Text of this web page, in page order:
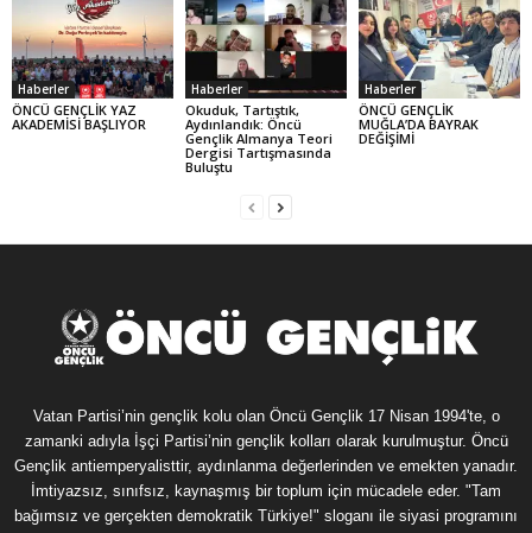
Haberler
ÖNCÜ GENÇLİK YAZ
AKADEMİSİ BAŞLIYOR
Haberler
Okuduk, Tartıştık,
Aydınlandık: Öncü
Gençlik Almanya Teori
Dergisi Tartışmasında
Buluştu
Haberler
ÖNCÜ GENÇLİK
MUĞLA’DA BAYRAK
DEĞİŞİMİ
Vatan Partisi’nin gençlik kolu olan Öncü Gençlik 17 Nisan 1994'te, o
zamanki adıyla İşçi Partisi’nin gençlik kolları olarak kurulmuştur. Öncü
Gençlik antiemperyalisttir, aydınlanma değerlerinden ve emekten yanadır.
İmtiyazsız, sınıfsız, kaynaşmış bir toplum için mücadele eder. "Tam
bağımsız ve gerçekten demokratik Türkiye!" sloganı ile siyasi programını